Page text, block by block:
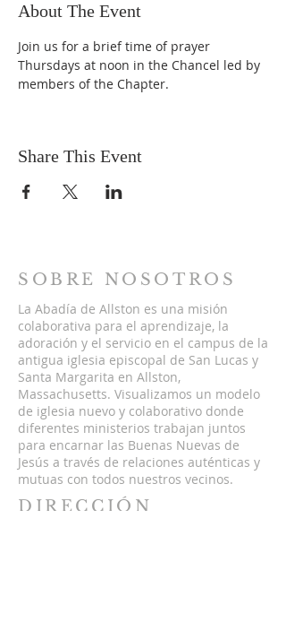
About The Event
Join us for a brief time of prayer
Thursdays at noon in the Chancel led by
members of the Chapter.
Share This Event
SOBRE NOSOTROS
La Abadía de Allston es una misión
colaborativa para el aprendizaje, la
adoración y el servicio en el campus de la
antigua iglesia episcopal de San Lucas y
Santa Margarita en Allston,
Massachusetts. Visualizamos un modelo
de iglesia nuevo y colaborativo donde
diferentes ministerios trabajan juntos
para encarnar las Buenas Nuevas de
Jesús a través de relaciones auténticas y
mutuas con todos nuestros vecinos.
DIRECCIÓN